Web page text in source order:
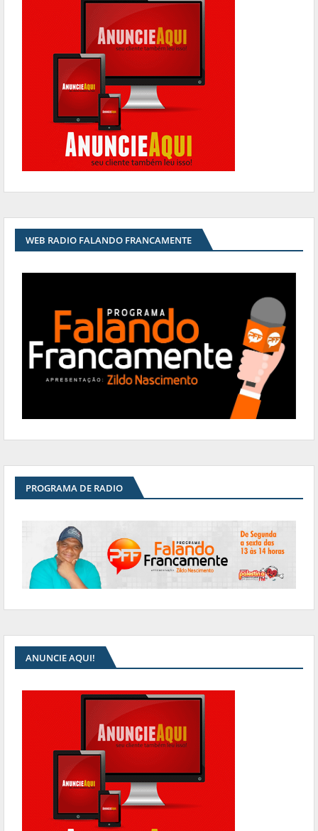
WEB RADIO FALANDO FRANCAMENTE
PROGRAMA DE RADIO
ANUNCIE AQUI!